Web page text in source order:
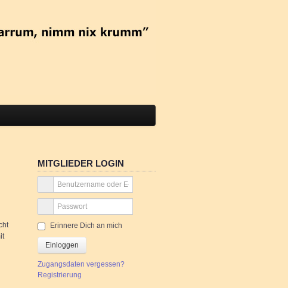
MITGLIEDER LOGIN
Erinnere Dich an mich
Einloggen
Zugangsdaten vergessen?
Registrierung